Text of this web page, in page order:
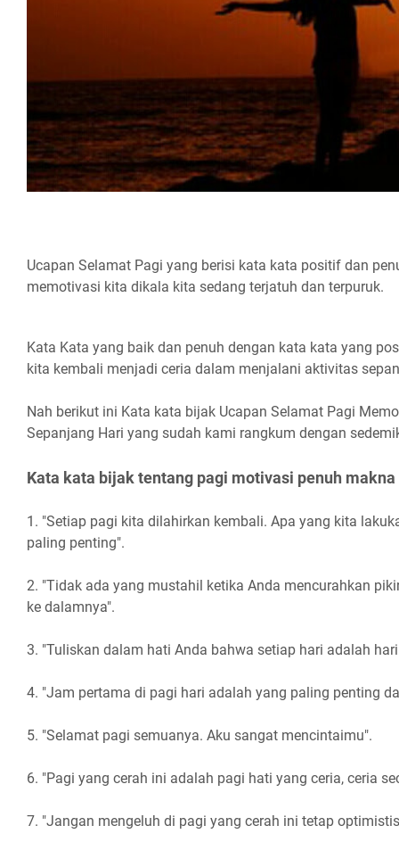
Ucapan Selamat Pagi yang berisi kata kata positif dan
memotivasi kita dikala kita sedang terjatuh dan terpuruk.
Kata Kata yang baik dan penuh dengan kata kata yang
kita kembali menjadi ceria dalam menjalani aktivitas
Nah berikut ini Kata kata bijak Ucapan Selamat Pagi
Sepanjang Hari yang sudah kami rangkum dengan
Kata kata bijak tentang pagi motivasi penuh makna
1. "Setiap pagi kita dilahirkan kembali. Apa yang kita
paling penting".
2. "Tidak ada yang mustahil ketika Anda mencurahkan
ke dalamnya".
3. "Tuliskan dalam hati Anda bahwa setiap hari adalah
4. "Jam pertama di pagi hari adalah yang paling penting
5. "Selamat pagi semuanya. Aku sangat mencintaimu".
6. "Pagi yang cerah ini adalah pagi hati yang ceria, ceria
7. "Jangan mengeluh di pagi yang cerah ini tetap